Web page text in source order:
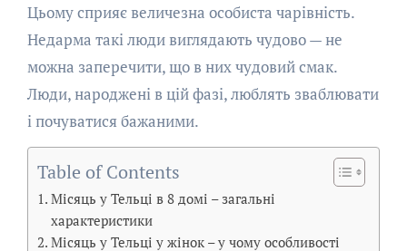
Цьому сприяє величезна особиста чарівність.
Недарма такі люди виглядають чудово — не
можна заперечити, що в них чудовий смак.
Люди, народжені в цій фазі, люблять зваблювати
і почуватися бажаними.
Table of Contents
Місяць у Тельці в 8 домі – загальні
характеристики
Місяць у Тельці у жінок – у чому особливості